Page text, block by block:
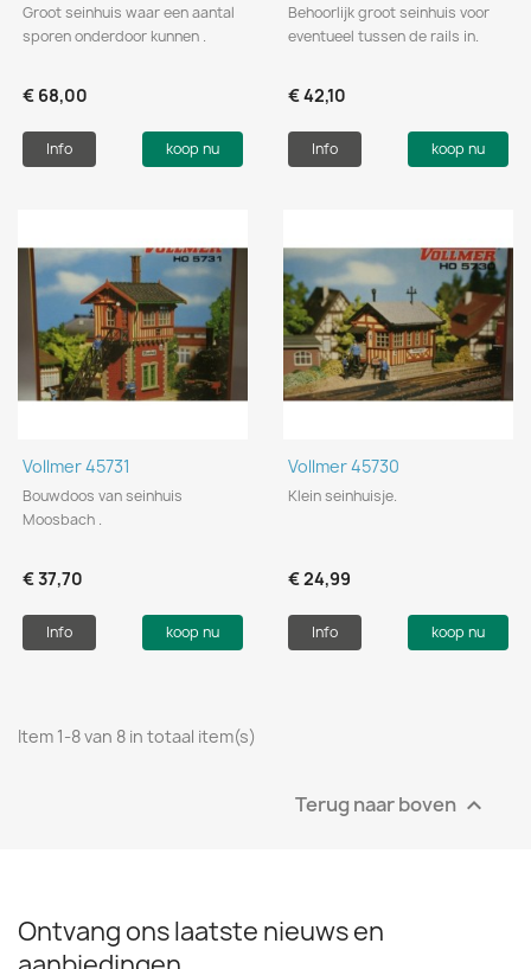
Groot seinhuis waar een aantal
sporen onderdoor kunnen .
€ 68,00
Info koop nu
Behoorlijk groot seinhuis voor
eventueel tussen de rails in.
€ 42,10
Info koop nu
Vollmer 45731
Bouwdoos van seinhuis
Moosbach .
€ 37,70
Info koop nu
Vollmer 45730
Klein seinhuisje.
€ 24,99
Info koop nu
Item 1-8 van 8 in totaal item(s)
Terug naar boven 
Ontvang ons laatste nieuws en